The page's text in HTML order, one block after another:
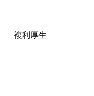
複利厚生